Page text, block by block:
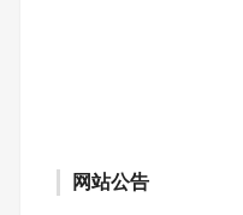
网站公告